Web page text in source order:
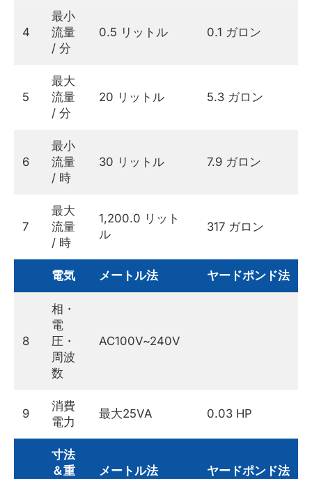
4
最小
流量
/ 分
0.5 リットル 0.1 ガロン
5
最大
流量
/ 分
20 リットル 5.3 ガロン
6
最小
流量
/ 時
30 リットル 7.9 ガロン
7
最大
流量
/ 時
1,200.0 リット
ル
317 ガロン
電気 メートル法 ヤードポンド法
8
相・
電
圧・
周波
数
AC100V~240V
9
消費
電力
最大25VA 0.03 HP
寸法
＆重
メートル法 ヤードポンド法